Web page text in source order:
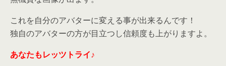
これを自分のアバターに変える事が出来るんです！
独自のアバターの方が目立つし信頼度も上がりますよ。
あなたもレッツトライ♪